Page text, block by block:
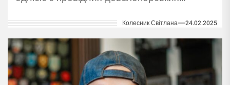
Колесник Світлана 24.02.2025